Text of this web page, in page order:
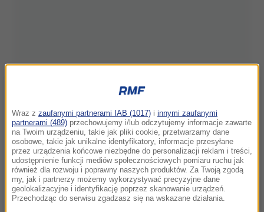
Wraz z zaufanymi partnerami IAB (1017) i innymi zaufanymi
partnerami (489) przechowujemy i/lub odczytujemy informacje zawarte
na Twoim urządzeniu, takie jak pliki cookie, przetwarzamy dane
osobowe, takie jak unikalne identyfikatory, informacje przesyłane
przez urządzenia końcowe niezbędne do personalizacji reklam i treści,
udostępnienie funkcji mediów społecznościowych pomiaru ruchu jak
również dla rozwoju i poprawny naszych produktów. Za Twoją zgodą
my, jak i partnerzy możemy wykorzystywać precyzyjne dane
geolokalizacyjne i identyfikację poprzez skanowanie urządzeń.
Przechodząc do serwisu zgadzasz się na wskazane działania.